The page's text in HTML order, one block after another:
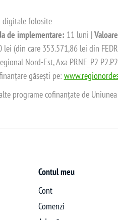
digitale folosite
de implementare: 11 luni |
lei (din care 353.571,86 lei din
Nord-Est, Axa PRNE_P2
găsești pe:
programe cofinanțate de
Contul meu
Cont
Comenzi